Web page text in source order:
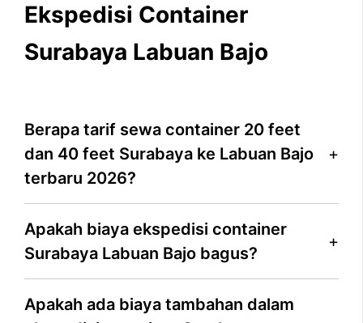
Ekspedisi Container
Surabaya Labuan Bajo
Berapa tarif sewa container 20 feet
dan 40 feet Surabaya ke Labuan Bajo
terbaru 2026?
Apakah biaya ekspedisi container
Surabaya Labuan Bajo bagus?
Apakah ada biaya tambahan dalam